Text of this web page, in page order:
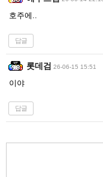
호주에..
답글
롯데검 26-06-15 15:51
이야
답글